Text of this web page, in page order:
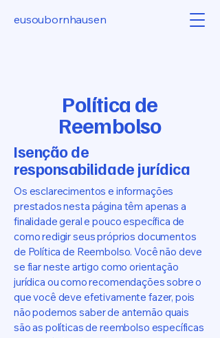
eusoubornhausen
Política de
Reembolso
Isenção de
responsabilidade jurídica
Os esclarecimentos e informações
prestados nesta página têm apenas a
finalidade geral e pouco específica de
como redigir seus próprios documentos
de Política de Reembolso. Você não deve
se fiar neste artigo como orientação
jurídica ou como recomendações sobre o
que você deve efetivamente fazer, pois
não podemos saber de antemão quais
são as políticas de reembolso específicas